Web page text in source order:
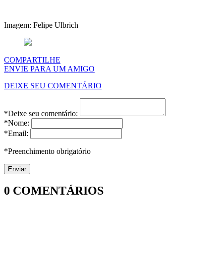
Imagem: Felipe Ulbrich
COMPARTILHE
ENVIE PARA UM AMIGO
DEIXE SEU COMENTÁRIO
*Deixe seu comentário:
*Nome:
*Email:
*Preenchimento obrigatório
0 COMENTÁRIOS